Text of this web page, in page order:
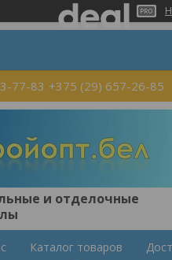
77-83 +375 (29) 657-26-85
и отделочные
Каталог товаров